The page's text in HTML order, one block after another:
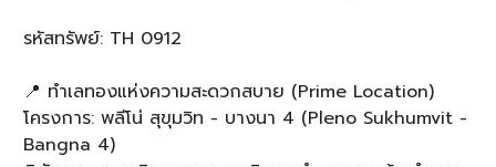
รหัสทรัพย์: TH 0912
📍 ทำเลทองแห่งความสะดวกสบาย (Prime Location)
โครงการ: พลีโน่ สุขุมวิท - บางนา 4 (Pleno Sukhumvit -
Bangna 4)